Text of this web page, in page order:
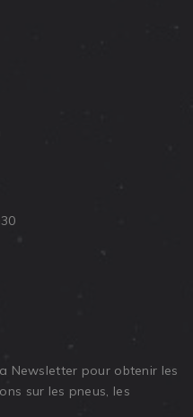
Newsletter pour obtenir les
sur les pneus, les